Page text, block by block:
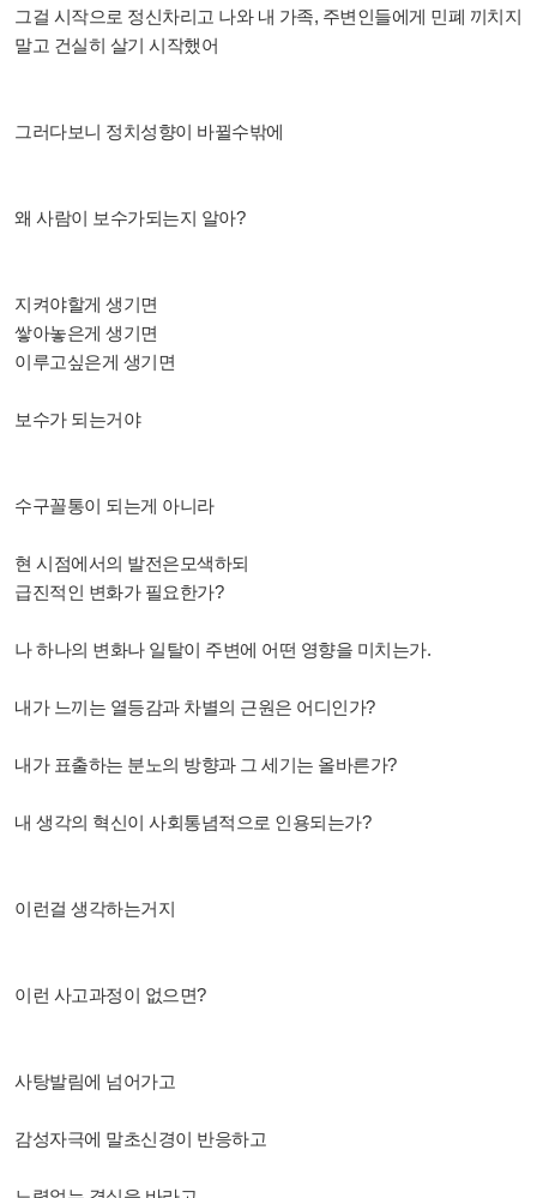
그걸 시작으로 정신차리고 나와 내 가족, 주변인들에게 민폐 끼치지
말고 건실히 살기 시작했어
그러다보니 정치성향이 바뀔수밖에
왜 사람이 보수가되는지 알아?
지켜야할게 생기면
쌓아놓은게 생기면
이루고싶은게 생기면
보수가 되는거야
수구꼴통이 되는게 아니라
현 시점에서의 발전은모색하되
급진적인 변화가 필요한가?
나 하나의 변화나 일탈이 주변에 어떤 영향을 미치는가.
내가 느끼는 열등감과 차별의 근원은 어디인가?
내가 표출하는 분노의 방향과 그 세기는 올바른가?
내 생각의 혁신이 사회통념적으로 인용되는가?
이런걸 생각하는거지
이런 사고과정이 없으면?
사탕발림에 넘어가고
감성자극에 말초신경이 반응하고